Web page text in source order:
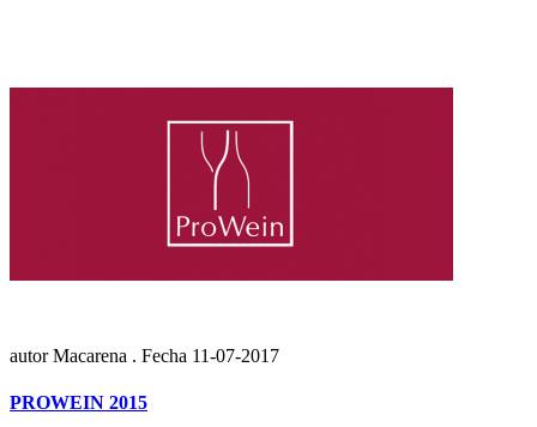
autorMacarena . Fecha 11-07-2017
PROWEIN 2015